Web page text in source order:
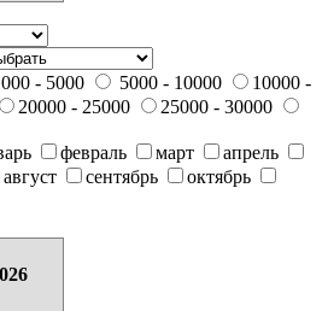
- 5000 5000 - 10000
10000 -
20000 - 25000
25000 - 30000
февраль март
апрель
август сентябрь
октябрь